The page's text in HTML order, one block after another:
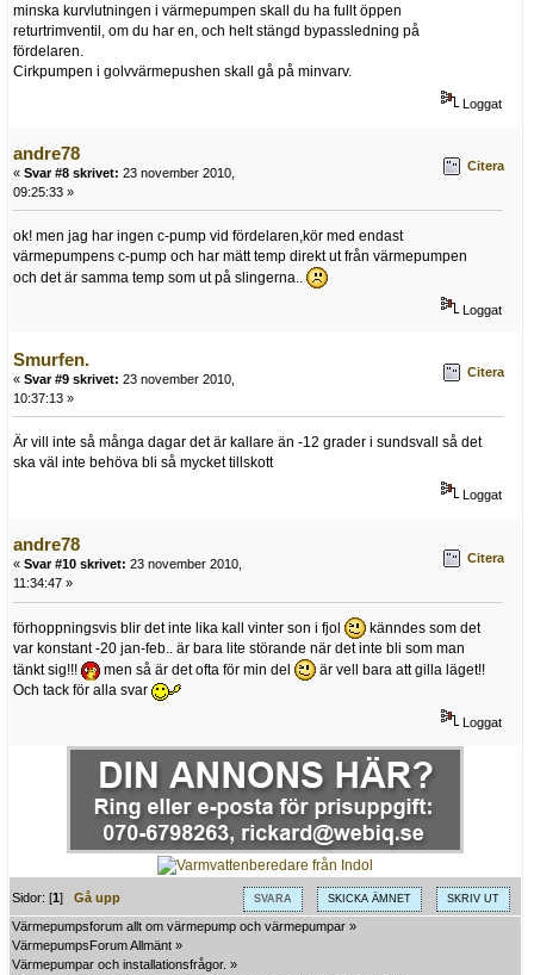
minska kurvlutningen i värmepumpen skall du ha fullt öppen
returtrimventil, om du har en, och helt stängd bypassledning på
fördelaren.
Cirkpumpen i golvvärmepushen skall gå på minvarv.
Loggat
andre78
« Svar #8 skrivet: 23 november 2010,
09:25:33 »
Citera
ok! men jag har ingen c-pump vid fördelaren,kör med endast
värmepumpens c-pump och har mätt temp direkt ut från värmepumpen
och det är samma temp som ut på slingerna..
Loggat
Smurfen.
« Svar #9 skrivet: 23 november 2010,
10:37:13 »
Citera
Är vill inte så många dagar det är kallare än -12 grader i sundsvall så det
ska väl inte behöva bli så mycket tillskott
Loggat
andre78
« Svar #10 skrivet: 23 november 2010,
11:34:47 »
Citera
förhoppningsvis blir det inte lika kall vinter son i fjol
känndes som det
var konstant -20 jan-feb.. är bara lite störande när det inte bli som man
tänkt sig!!!
men så är det ofta för min del
är vell bara att gilla läget!!
Och tack för alla svar
Loggat
SVARA SKICKA ÄMNET SKRIV UT
Sidor: [1]Gå upp
Värmepumpsforum allt om värmepump och värmepumpar »
VärmepumpsForum Allmänt »
Värmepumpar och installationsfrågor. »